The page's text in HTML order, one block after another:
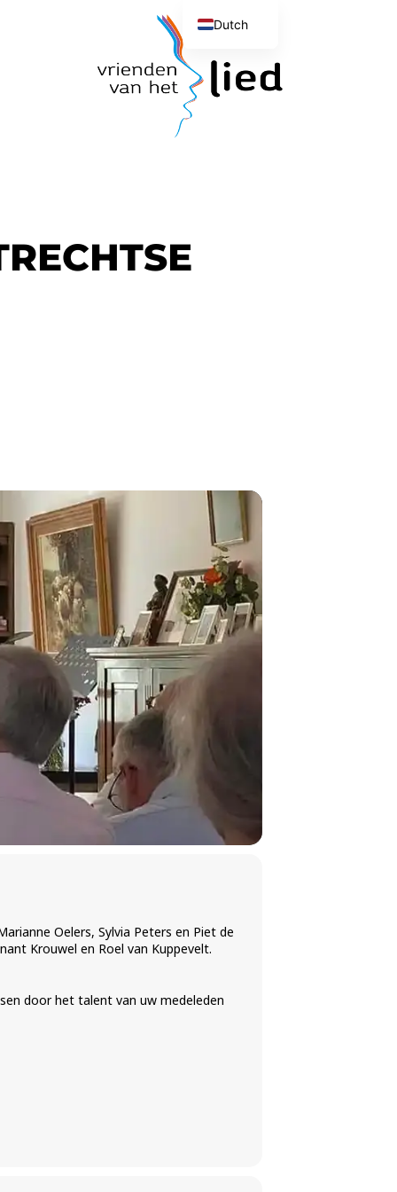
Oelers, Sylvia Peters en Piet de
Krouwel en Roel van Kuppevelt.
door het talent van uw medeleden
Dutch